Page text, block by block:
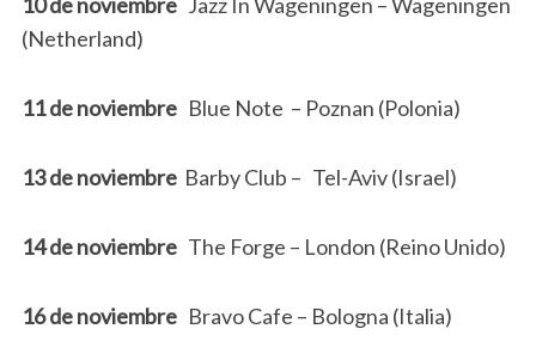
(Netherland)
11 de noviembreBlue Note – Poznan (Polonia)
13 de noviembreBarby Club – Tel-Aviv (Israel)
14 de noviembreThe Forge – London (Reino Unido)
16 de noviembreBravo Cafe – Bologna (Italia)